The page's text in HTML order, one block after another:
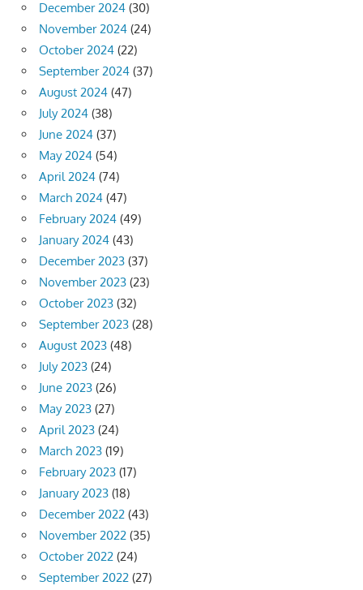
December 2024 (30)
November 2024 (24)
October 2024 (22)
September 2024 (37)
August 2024 (47)
July 2024 (38)
June 2024 (37)
May 2024 (54)
April 2024 (74)
March 2024 (47)
February 2024 (49)
January 2024 (43)
December 2023 (37)
November 2023 (23)
October 2023 (32)
September 2023 (28)
August 2023 (48)
July 2023 (24)
June 2023 (26)
May 2023 (27)
April 2023 (24)
March 2023 (19)
February 2023 (17)
January 2023 (18)
December 2022 (43)
November 2022 (35)
October 2022 (24)
September 2022 (27)